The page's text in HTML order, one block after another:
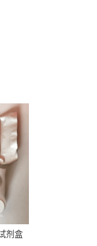
剂盒